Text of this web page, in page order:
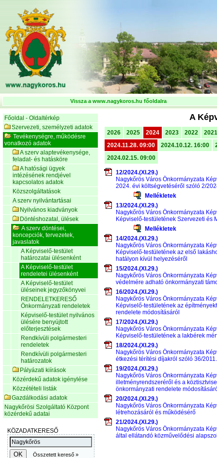
Vissza a www.nagykoros.hu főoldalra
Főoldal - Oldaltérkép
Szervezeti, személyzeti adatok
Tevékenységre, működésre
vonatkozó adatok
A szerv alaptevékenysége,
feladat- és hatásköre
A hatósági ügyek
intézésének rendjével
kapcsolatos adatok
Közszolgáltatások
A szerv nyilvántartásai
Nyilvános kiadványok
Döntéshozatal, ülések
A szerv döntései,
koncepciók, tervezetek,
javaslatok
A Képviselő-testület
határozatai ülésenként
A Képviselő-testület
rendeletei ülésenként
A Képviselő-testület
üléseinek jegyzőkönyvei
RENDELETKERESŐ
Önkormányzati rendeletek
Képviselő-testület nyilvános
ülésére benyújtott
előterjesztések
Rendkívüli polgármesteri
rendeletek
Rendkívüli polgármesteri
határozatok
Pályázati kiírások
Közérdekű adatok igénylése
Közzétételi listák
Gazdálkodási adatok
Nagykőrösi Szolgáltató Központ
közérdekű adatai
A
2026 2025 2024 2023 2022
2021
2024.11.28. 09:00
2024.10.12. 16:00
2024.02.15. 09:00
12/2024.(XI.29.)
Nagykőrös Város Önkormányzata
2024. évi költségvetéséről szóló 2/
Mellékletek
13/2024.(XI.29.)
Nagykőrös Város Önkormányzata
Képviselő-testületének Szervezeti és
Mellékletek
14/2024.(XI.29.)
Nagykőrös Város Önkormányzata
Képviselő-testületének az első
hatályon kívül helyezéséről
15/2024.(XI.29.)
Nagykőrös Város Önkormányzata
védelmére adható önkormányzati
16/2024.(XI.29.)
Nagykőrös Város Önkormányzata
Képviselő-testületének az
rendelete módosításáról
17/2024.(XI.29.)
Nagykőrös Város Önkormányzata
Képviselő-testületének a lakbérek
18/2024.(XI.29.)
Nagykőrös Város Önkormányzata
étkezési térítési díjakról szóló 36/
19/2024.(XI.29.)
Nagykőrös Város Önkormányzata
illetményrendszeréről és a
önkormányzati rendelete
20/2024.(XI.29.)
Nagykőrös Város Önkormányzata
létrehozásáról és működésérő
21/2024.(XI.29.)
Nagykőrös Város Önkormányzata
által ellátandó közművelődési